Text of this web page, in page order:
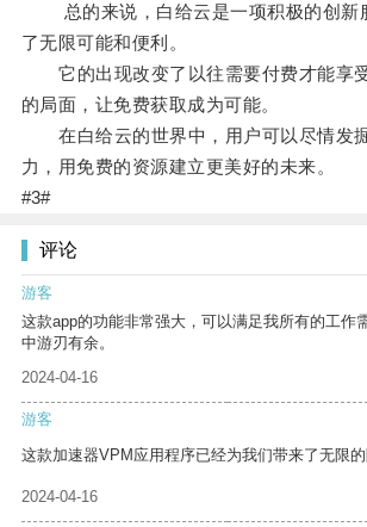
总的来说，白给云是一项积极的创新
了无限可能和便利。
它的出现改变了以往需要付费才能享
的局面，让免费获取成为可能。
在白给云的世界中，用户可以尽情发
力，用免费的资源建立更美好的未来。
#3#
评论
游客
这款app的功能非常强大，可以满足我所有的工作
中游刃有余。
2024-04-16
游客
这款加速器VPM应用程序已经为我们带来了无限的
2024-04-16